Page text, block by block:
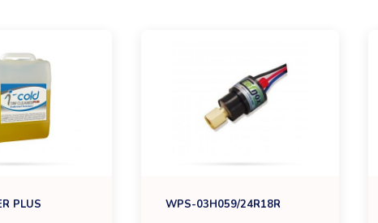
PLUS WPS-03H059/24R18R